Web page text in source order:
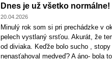
Dnes je už všetko
20.04.2026
Minulý rok som si pri prechádzke v
pelech vystlaný srsťou. Akurát, že
od diviaka. Keďže bolo sucho ,
nenasťahoval medveď? A áno- bola